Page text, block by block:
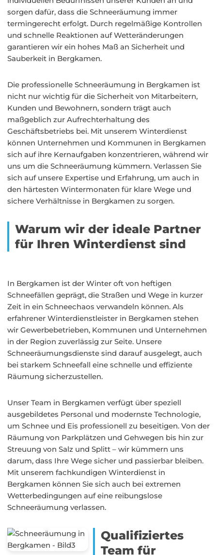
sorgen dafür, dass die Schneeräumung immer
termingerecht erfolgt. Durch regelmäßige Kontrollen
und schnelle Reaktionen auf Wetteränderungen
garantieren wir ein hohes Maß an Sicherheit und
Sauberkeit in Bergkamen.
Die professionelle Schneeräumung in Bergkamen ist
nicht nur wichtig für die Sicherheit von Mitarbeitern,
Kunden und Bewohnern, sondern trägt auch
maßgeblich zur Aufrechterhaltung des
Geschäftsbetriebs bei. Mit unserem Winterdienst
können Unternehmen und Kommunen in Bergkamen
sich auf ihre Kernaufgaben konzentrieren, während wir
uns um die Schneeräumung kümmern. Verlassen Sie
sich auf unsere Expertise und Erfahrung, um auch in
den härtesten Wintermonaten für klare Wege und
sichere Verhältnisse in Bergkamen zu sorgen.
Warum wir der ideale Partner
für Ihren Winterdienst sind
In Bergkamen ist der Winter oft von heftigen
Schneefällen geprägt, die Straßen und Wege in kurzer
Zeit in ein Schneechaos verwandeln können. Als
erfahrener Winterdienstleister in Bergkamen stehen
wir Gewerbebetrieben, Kommunen und Unternehmen
in der Region zuverlässig zur Seite. Unsere
Schneeräumungsdienste sind darauf ausgelegt, auch
bei starkem Schneefall eine schnelle und effiziente
Räumung sicherzustellen.
Unser Team in Bergkamen verfügt über speziell
ausgebildetes Personal und modernste Technologie,
um Schnee und Eis professionell zu beseitigen. Von der
Räumung von Parkplätzen und Gehwegen bis hin zur
Streuung von Salz und Splitt – wir kümmern uns
darum, dass Ihre Wege sicher und passierbar bleiben.
Mit unserem fachkundigen Winterdienst in
Bergkamen können Sie sich auch bei extremen
Wetterbedingungen auf eine reibungslose
Schneeräumung verlassen.
Qualifiziertes
Team für